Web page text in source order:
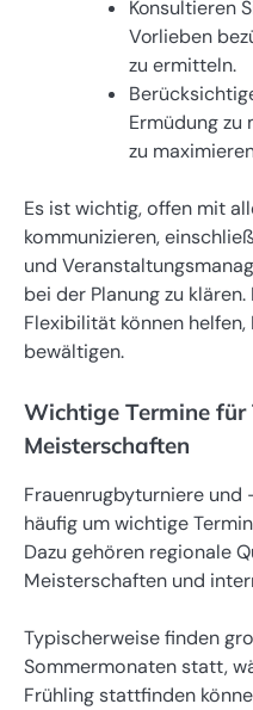
Konsultieren
Vorlieben
zu ermitteln.
Ermüdung zu
zu
Es ist wichtig, offen mit
kommunizieren,
und
bei der Planung zu
Flexibilität können
bewältigen.
Wichtige Termine für
Meisterschaften
Frauenrugbyturniere
häufig um wichtige
Dazu gehören regionale
Meisterschaften und
Typischerweise finden
Sommermonaten statt,
Frühling stattfinden